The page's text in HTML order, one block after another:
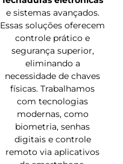
e sistemas avançados.
Essas soluções oferecem
controle prático e
segurança superior,
eliminando a
necessidade de chaves
físicas. Trabalhamos
com tecnologias
modernas, como
biometria, senhas
digitais e controle
remoto via aplicativos